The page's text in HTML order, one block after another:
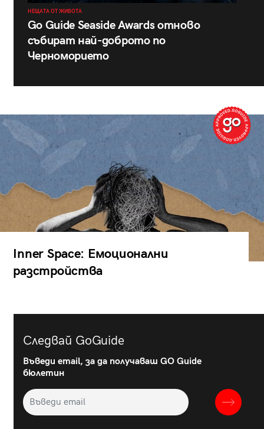
НЕЩАТА ОТ ЖИВОТА
Go Guide Seaside Awards отново
събират най-доброто по
Черноморието
Inner Space: Емоционални
разстройства
Следвай GoGuide
Въведи email, за да получаваш GO Guide
бюлетин